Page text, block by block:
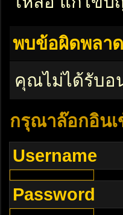
พบข้อผิดพลา
คุณไม่ได้รับอ
กรุณาล๊อกอินเ
Username
Password